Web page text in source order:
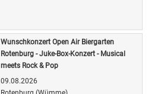
Wunschkonzert Open Air Biergarten
Rotenburg - Juke-Box-Konzert - Musical
meets Rock & Pop
09.08.2026